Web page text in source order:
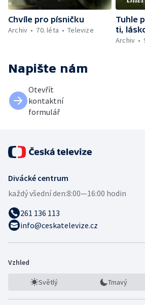
Chvíle pro písničku
Archiv
70. léta Televize
Tuhle
ti,
Archiv
Napište nám
Otevřít
kontaktní
formulář
Divácké centrum
každý všední den:8:00—16:00 hodin
261 136 113
info@ceskatelevize.cz
Vzhled
Světlý Tmavý